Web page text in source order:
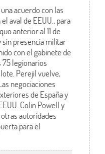
acuerdo con las
aval de EEUU., para
anterior al 11 de
sin presencia militar
con el gabinete de
75 legionarios
Perejil vuelve,
negociaciones
de España y
Colin Powell y
autoridades
para el